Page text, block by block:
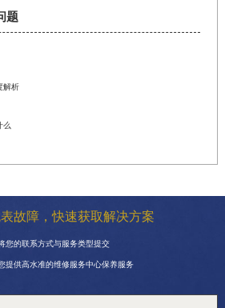
题
解析
么
故障，快速获取解决方案
您的联系方式与服务类型提交
提供高水准的维修服务中心保养服务